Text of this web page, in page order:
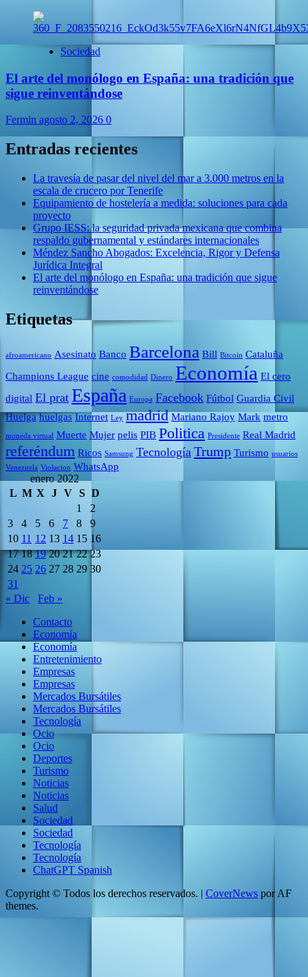
Sociedad
El arte del monólogo en España: una tradición que
sigue reinventándose
Fermin agosto 2, 2026 0
Entradas recientes
La travesía de pasar del nivel del mar a 3.000 metros en la
escala de crucero por Tenerife
Equipamiento de hostelería a medida: soluciones para cada
proyecto
Grupo IESS: la seguridad privada mexicana que combina
respaldo gubernamental y estándares internacionales
Méndez Sancho Abogados: Excelencia, Rigor y Defensa
Jurídica Integral
El arte del monólogo en España: una tradición que sigue
reinventándose
Etiquetas
afroamericano Asesinato Banco Barcelona Bill Bitcoin Cataluña
Champions League cine comodidad Dinero Economía El cero
digital El prat España Europa Facebook Fútbol Guardia Civil
Huelga huelgas Internet Ley madrid Mariano Rajoy Mark metro
moneda virtual Muerte Mujer pelis PIB Politica Presidente Real Madrid
referéndum Ricos Samsung Tecnología Trump Turismo usuarios
Venezuela Violacion WhatsApp
enero 2022
L M X J V S D
1
2
3
4 5 6 7 8
9
10 11 12 13 14 15 16
17 18 19 20 21 22 23
24 25 26 27 28 29 30
31
« Dic
Feb »
Contacto
Economía
Economía
Entretenimiento
Empresas
Empresas
Mercados Bursátiles
Mercados Bursátiles
Tecnología
Ocio
Ocio
Deportes
Turismo
Noticias
Noticias
Salud
Sociedad
Sociedad
Tecnología
Tecnología
ChatGPT Spanish
Copyright © Todos los derechos reservados. | CoverNews por AF
themes.